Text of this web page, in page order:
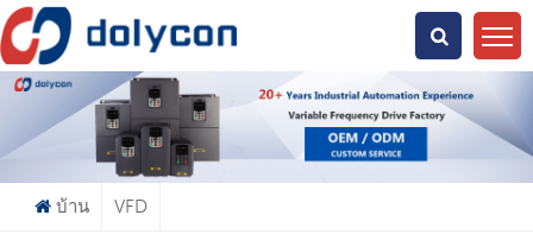
คุณกำลังมองหาอะไร?
บ้าน VFD